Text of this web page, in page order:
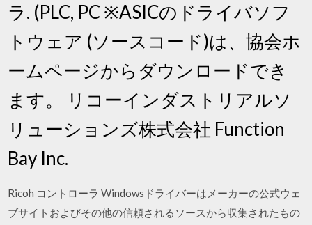
ラ. (PLC, PC ※ASICのドライバソフ
トウェア (ソースコード)は、協会ホ
ームページからダウンロードでき
ます。 リコーインダストリアルソ
リューションズ株式会社 Function
Bay Inc.
Ricoh コントローラ Windowsドライバーはメーカーの公式ウェ
ブサイトおよびその他の信頼されるソースから収集されたもの